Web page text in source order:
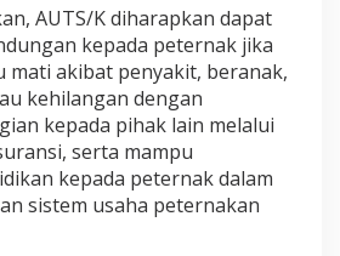
AUTS/K diharapkan dapat
kepada peternak jika
mati akibat penyakit, beranak,
kehilangan dengan
kepada pihak lain melalui
serta mampu
kepada peternak dalam
sistem usaha peternakan